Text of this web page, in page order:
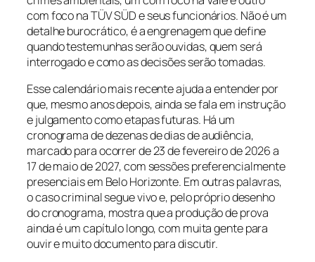
com foco na TÜV SÜD e seus funcionários. Não é um
detalhe burocrático, é a engrenagem que define
quando testemunhas serão ouvidas, quem será
interrogado e como as decisões serão tomadas.
Esse calendário mais recente ajuda a entender por
que, mesmo anos depois, ainda se fala em instrução
e julgamento como etapas futuras. Há um
cronograma de dezenas de dias de audiência,
marcado para ocorrer de 23 de fevereiro de 2026 a
17 de maio de 2027, com sessões preferencialmente
presenciais em Belo Horizonte. Em outras palavras,
o caso criminal segue vivo e, pelo próprio desenho
do cronograma, mostra que a produção de prova
ainda é um capítulo longo, com muita gente para
ouvir e muito documento para discutir.